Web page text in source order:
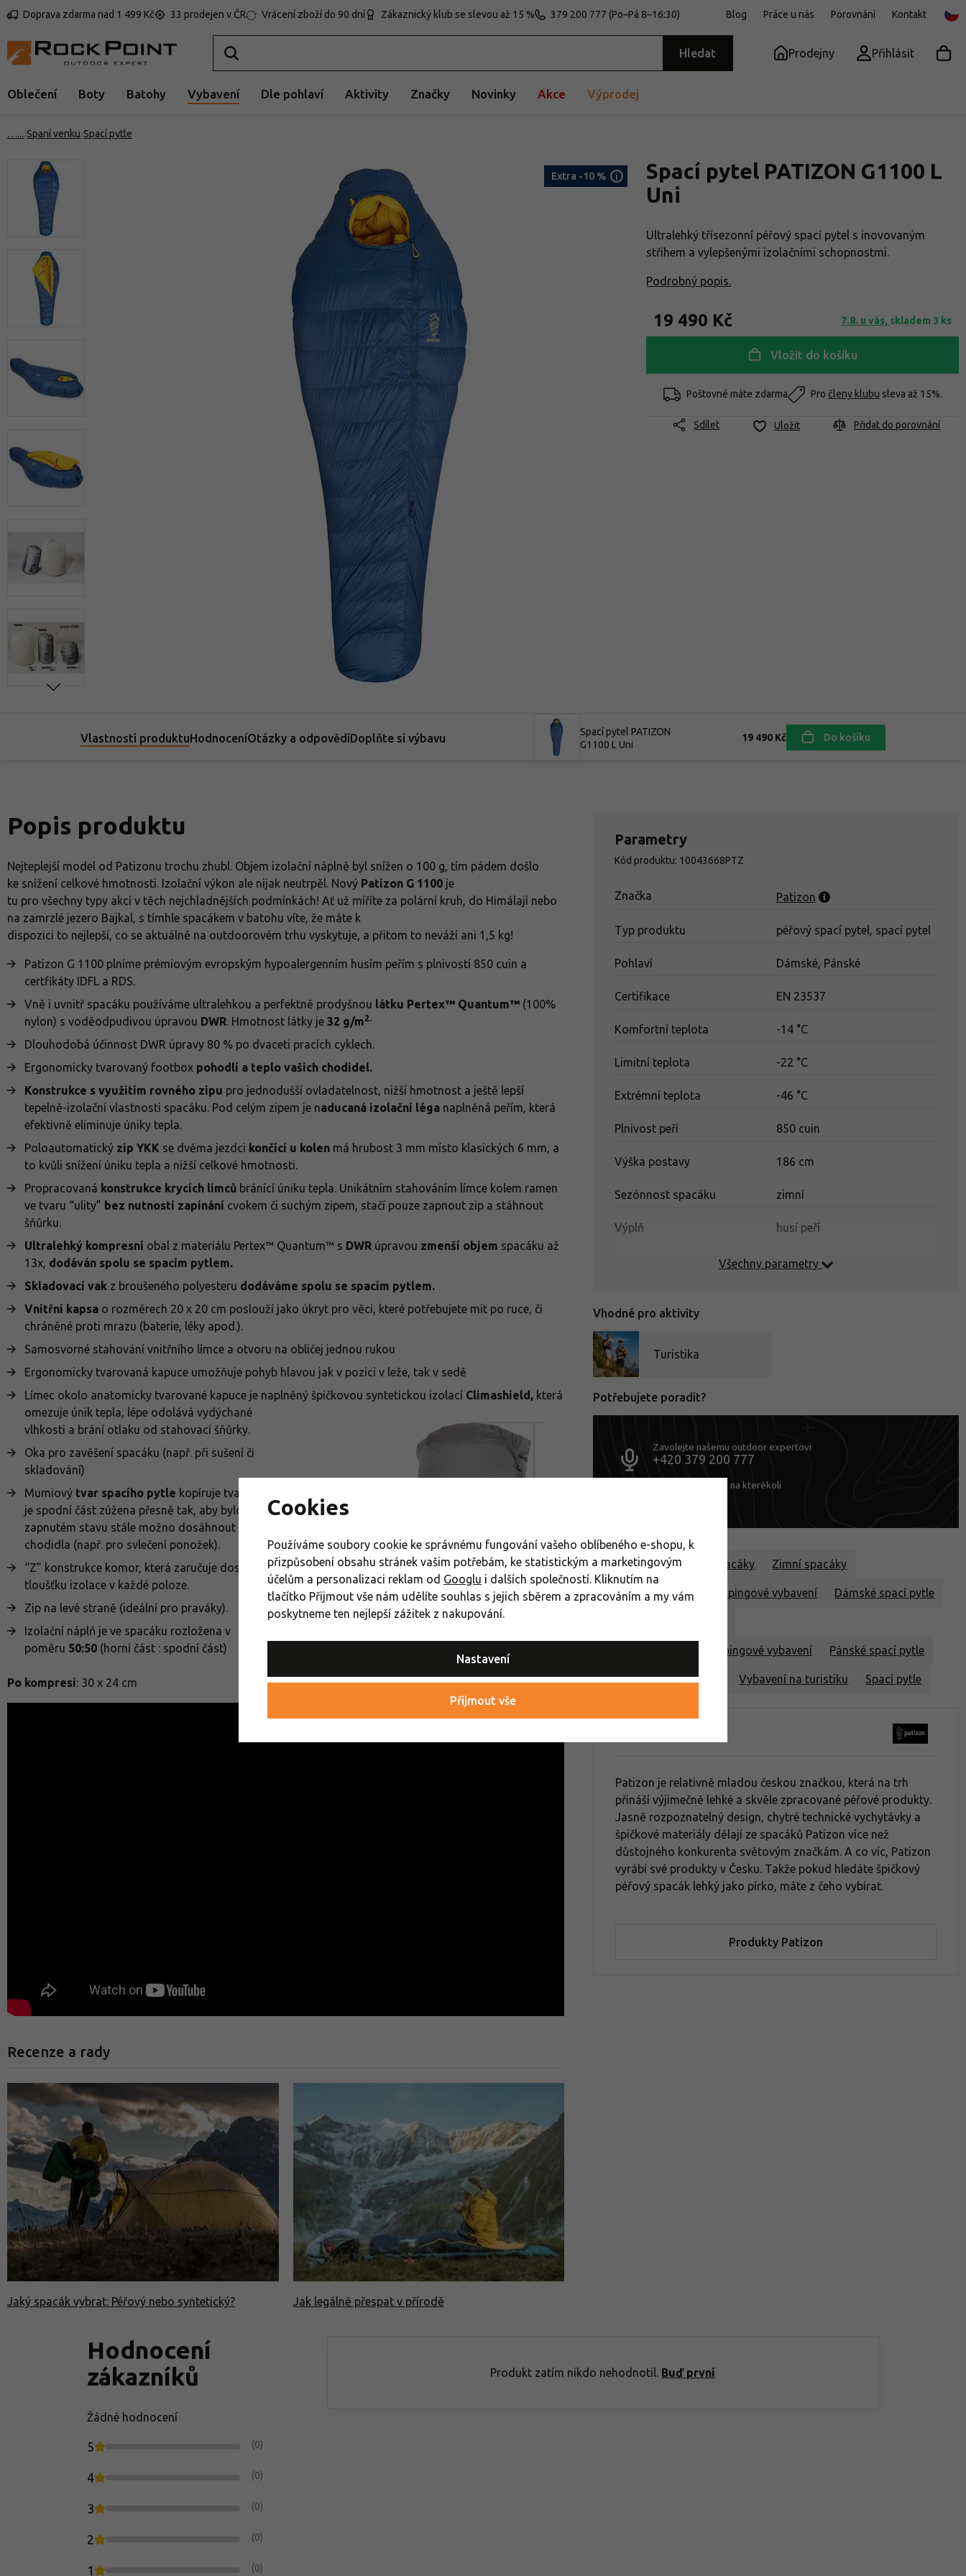
Doprava zdarma nad 1 499 Kč 33 prodejen v ČR Vrácení zboží do 90 dní Zákaznický klub se slevou až 15 % 379 200 777 (Po–Pá 8–16:30) Blog Práce u nás Porovnání Kontakt
Hledat Prodejny Přihlásit
Oblečení Boty Batohy Vybavení Dle pohlaví Aktivity Značky Novinky Akce Výprodej
… Spaní venku Spací pytle
Extra -10 % i
Spací pytel PATIZON G1100 L
Uni
Ultralehký třísezonní péřový spací pytel s inovovaným
střihem a vylepšenými izolačními schopnostmi.
Podrobný popis.
19 490 Kč 7.8. u vás, skladem 3 ks
Vložit do košíku
Poštovné máte zdarma Pro členy klubu sleva až 15%.
Sdílet Uložit Přidat do porovnání
Vlastnosti produktuHodnoceníOtázky a odpovědiDoplňte si výbavu
Spací pytel PATIZON
G1100 L Uni
19 490 Kč Do košíku
Popis produktu
Nejteplejší model od Patizonu trochu zhubl. Objem izolační náplně byl snížen o 100 g, tím pádem došlo
ke snížení celkové hmotnosti. Izolační výkon ale nijak neutrpěl. Nový Patizon G 1100 je
tu pro všechny typy akcí v těch nejchladnějších podmínkách! Ať už míříte za polární kruh, do Himálají nebo
na zamrzlé jezero Bajkal, s tímhle spacákem v batohu víte, že máte k
dispozici to nejlepší, co se aktuálně na outdoorovém trhu vyskytuje, a přitom to neváží ani 1,5 kg!
Patizon G 1100 plníme prémiovým evropským hypoalergenním husím peřím s plnivostí 850 cuin a
certfikáty IDFL a RDS.
Vně i uvnitř spacáku používáme ultralehkou a perfektně prodyšnou látku Pertex™ Quantum™ (100%
nylon) s voděodpudivou úpravou DWR . Hmotnost látky je 32 g/m2.
Dlouhodobá účinnost DWR úpravy 80 % po dvaceti pracích cyklech.
Ergonomicky tvarovaný footbox pohodlí a teplo vašich chodidel.
Konstrukce s využitím rovného zipu pro jednodušší ovladatelnost, nižší hmotnost a ještě lepší
tepelně-izolační vlastnosti spacáku. Pod celým zipem je naducaná izolační léga naplněná peřím, která
efektivně eliminuje úniky tepla.
Poloautomatický zip YKK se dvěma jezdci končící u kolen má hrubost 3 mm místo klasických 6 mm, a
to kvůli snížení úniku tepla a nižší celkové hmotnosti.
Propracovaná konstrukce krycích límců bránící úniku tepla. Unikátním stahováním límce kolem ramen
ve tvaru “ulity” bez nutnosti zapínání cvokem či suchým zipem, stačí pouze zapnout zip a stáhnout
šňůrku.
Ultralehký kompresní obal z materiálu Pertex™ Quantum™ s DWR úpravou zmenší objem spacáku až
13x, dodáván spolu se spacím pytlem.
Skladovací vak z broušeného polyesteru dodáváme spolu se spacím pytlem.
Vnitřní kapsa o rozměrech 20 x 20 cm poslouží jako úkryt pro věci, které potřebujete mít po ruce, či
chráněné proti mrazu (baterie, léky apod.).
Samosvorné stahování vnitřního límce a otvoru na obličej jednou rukou
Ergonomicky tvarovaná kapuce umožňuje pohyb hlavou jak v pozici v leže, tak v sedě
Límec okolo anatomicky tvarované kapuce je naplněný špičkovou syntetickou izolací Climashield, která
omezuje únik tepla,
lépe odolává vydýchané
vlhkosti a brání otlaku od stahovací šňůrky.
Oka pro zavěšení spacáku (např. při sušení či
skladování)
Mumiový tvar spacího pytle kopíruje tvar těla, kdy
je spodní část zúžena přesně tak, aby bylo v
zapnutém stavu stále možno dosáhnout na
chodidla (např. pro svlečení ponožek).
“Z” konstrukce komor, která zaručuje dostatečnou
tloušťku izolace v každé poloze.
Zip na levé straně (ideální pro praváky).
Izolační náplň je ve spacáku rozložena v
poměru 50:50 (horní část : spodní část)
Po kompresi: 30 x 24 cm
Recenze a rady
Jaký spacák vybrat: Péřový nebo syntetický? Jak legálně přespat v přírodě
Parametry
Kód produktu: 10043668PTZ
Značka Patizon
Typ produktu péřový spací pytel, spací pytel
Pohlaví Dámské, Pánské
Certifikace EN 23537
Komfortní teplota -14 °C
Limitní teplota -22 °C
Extrémní teplota -46 °C
Plnivost peří 850 cuin
Výška postavy 186 cm
Sezónnost spacáku zimní
Výplň husí peří
Všechny parametry
Vhodné pro aktivity
Turistika
Potřebujete poradit?
Zavolejte našemu outdoor expertovi
+420 379 200 777
nebo se zastavte na kterékoli
Spací pytle Péřové spacáky Zimní spacáky
Dámské turistické a kempingové vybavení Dámské spací pytle
Pánské turistické a kempingové vybavení Pánské spací pytle
Pánské péřové spacáky Vybavení na turistiku Spací pytle
Patizon je relativně mladou českou značkou, která na trh
přináší výjimečně lehké a skvěle zpracované péřové produkty.
Jasně rozpoznatelný design, chytré technické vychytávky a
špičkové materiály dělají ze spacáků Patizon více než
důstojného konkurenta světovým značkám. A co víc, Patizon
vyrábí své produkty v Česku. Takže pokud hledáte špičkový
péřový spacák lehký jako pírko, máte z čeho vybírat.
Produkty Patizon
Hodnocení
zákazníků
Žádné hodnocení
5 (0)
4 (0)
3 (0)
2 (0)
1 (0)
Produkt zatím nikdo nehodnotil. Buď první
Cookies
Používáme soubory cookie ke správnému fungování vašeho oblíbeného e-shopu, k
přizpůsobení obsahu stránek vašim potřebám, ke statistickým a marketingovým
účelům a personalizaci reklam od Googlu i dalších společností. Kliknutím na
tlačítko Přijmout vše nám udělíte souhlas s jejich sběrem a zpracováním a my vám
poskytneme ten nejlepší zážitek z nakupování.
Nastavení
Přijmout vše